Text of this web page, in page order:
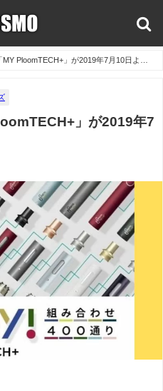
PloomTECH+」が2019年7月10日より
」が2019年7